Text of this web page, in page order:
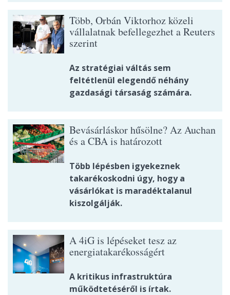
Több, Orbán Viktorhoz közeli
vállalatnak befellegezhet a Reuters
szerint
Az stratégiai váltás sem
feltétlenül elegendő néhány
gazdasági társaság számára.
Bevásárláskor hűsölne? Az Auchan
és a CBA is határozott
Több lépésben igyekeznek
takarékoskodni úgy, hogy a
vásárlókat is maradéktalanul
kiszolgálják.
A 4iG is lépéseket tesz az
energiatakarékosságért
A kritikus infrastruktúra
működtetéséről is írtak.